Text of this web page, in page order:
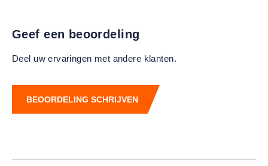
Geef een beoordeling
Deel uw ervaringen met andere klanten.
BEOORDELING SCHRIJVEN